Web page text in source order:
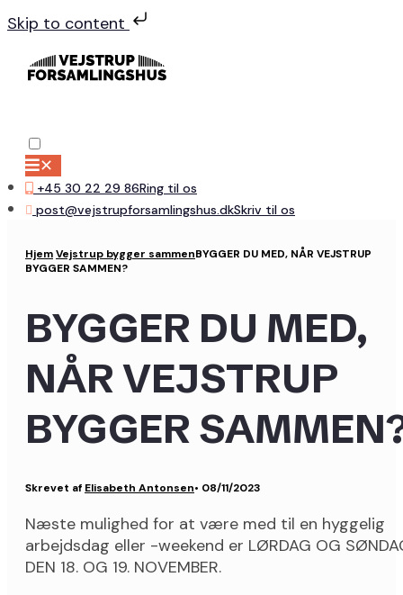
Skip to content
✕
+45 30 22 29 86Ring til os
post@vejstrupforsamlingshus.dkSkriv til os
HjemVejstrup bygger sammenBYGGER DU MED, NÅR VEJSTRUP
BYGGER SAMMEN?
BYGGER DU MED,
NÅR VEJSTRUP
BYGGER
Skrevet af Elisabeth Antonsen• 08/11/2023
Næste mulighed for at være med til en hyggelig
arbejdsdag eller -weekend er LØRDAG OG
DEN 18. OG 19. NOVEMBER.